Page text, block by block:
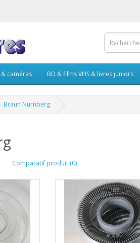
caméras BD & films VHS & livres juniors
Braun Nürnberg
Comparatif produit (0)